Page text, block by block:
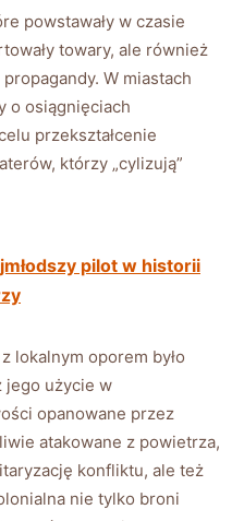
powstawały w czasie
towary, ale również
W miastach
o osiągnięciach
przekształcenie
którzy „cylizują”
pilot w historii
lokalnym oporem było
jego użycie w
opanowane przez
atakowane z powietrza,
konfliktu, ale też
nie tylko broni